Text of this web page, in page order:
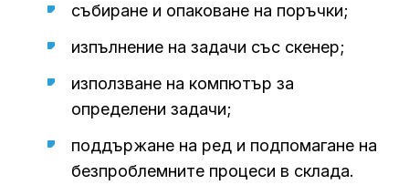
събиране и опаковане на поръчки;
изпълнение на задачи със скенер;
използване на компютър за
определени задачи;
поддържане на ред и подпомагане на
безпроблемните процеси в склада.